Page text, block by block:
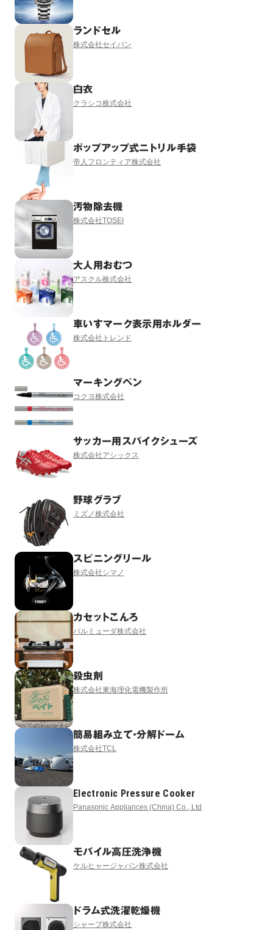
ランドセル
株式会社セイバン
白衣
クラシコ株式会社
ポップアップ式ニトリル手袋
帝人フロンティア株式会社
汚物除去機
株式会社TOSEI
大人用おむつ
アスクル株式会社
車いすマーク表示用ホルダー
株式会社トレンド
マーキングペン
コクヨ株式会社
サッカー用スパイクシューズ
株式会社アシックス
野球グラブ
ミズノ株式会社
スピニングリール
株式会社シマノ
カセットこんろ
バルミューダ株式会社
殺虫剤
株式会社東海理化電機製作所
簡易組み立て・分解ドーム
株式会社TCL
Electronic Pressure Cooker
Panasonic Appliances (China) Co., Ltd
モバイル高圧洗浄機
ケルヒャージャパン株式会社
ドラム式洗濯乾燥機
シャープ株式会社